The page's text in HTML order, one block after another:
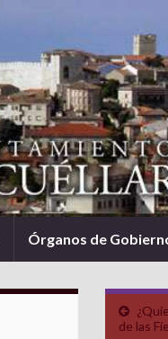
Órganos de
de las